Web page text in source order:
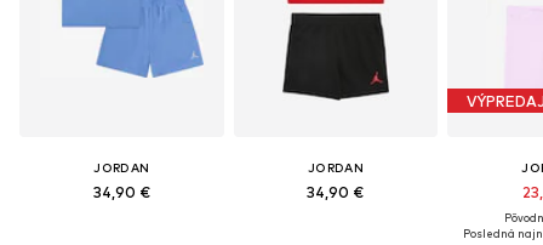
JORDAN
34,90 €
JORDAN
34,90 €
Posledná